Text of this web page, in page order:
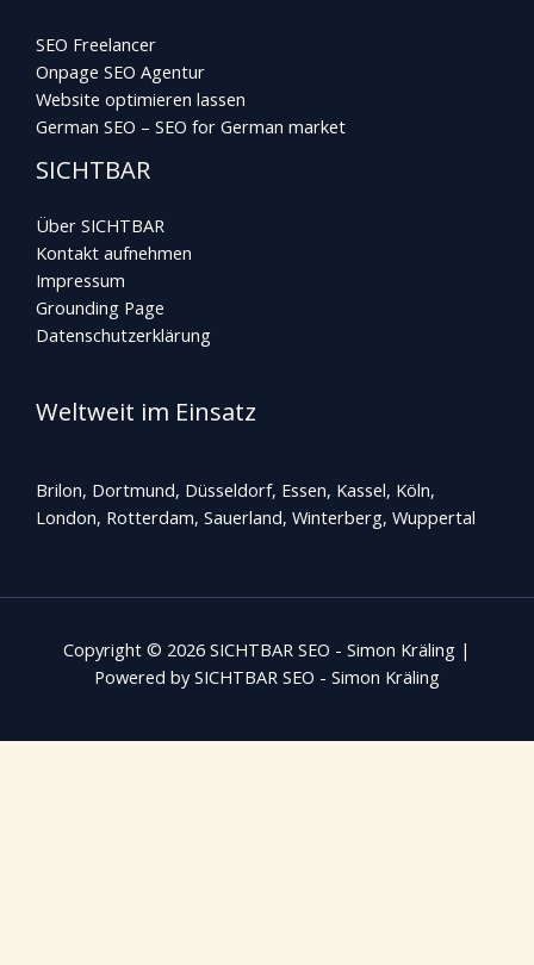
SEO Freelancer
Onpage SEO Agentur
Website optimieren lassen
German SEO – SEO for German market
SICHTBAR
Über SICHTBAR
Kontakt aufnehmen
Impressum
Grounding Page
Datenschutzerklärung
Weltweit im Einsatz
Brilon, Dortmund, Düsseldorf, Essen, Kassel, Köln,
London, Rotterdam, Sauerland, Winterberg, Wuppertal
Copyright © 2026 SICHTBAR SEO - Simon Kräling |
Powered by SICHTBAR SEO - Simon Kräling